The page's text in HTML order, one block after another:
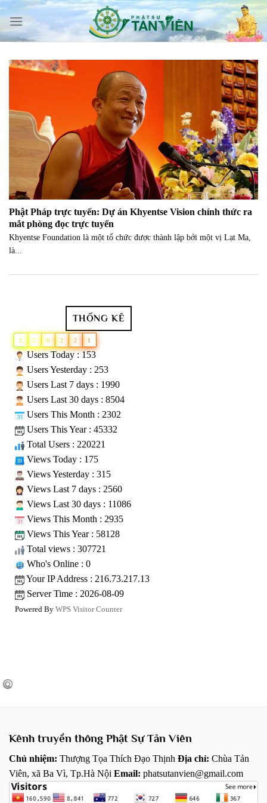
Skip
content
Phật Pháp trực tuyến: Dự án Khyentse Vision chính thức ra
mắt phòng đọc trực tuyến
Khyentse Foundation là một tổ chức được thành lập bởi một vị Lạt Ma,
là...
THỐNG KÊ
2 2 0 2 2 1
Users Today : 153
Users Yesterday : 253
Users Last 7 days : 1990
Users Last 30 days : 8504
Users This Month : 2302
Users This Year : 45332
Total Users : 220221
Views Today : 175
Views Yesterday : 315
Views Last 7 days : 2560
Views Last 30 days : 11086
Views This Month : 2935
Views This Year : 58128
Total views : 307721
Who's Online : 0
Your IP Address : 216.73.217.13
Server Time : 2026-08-09
Powered By WPS Visitor Counter
Kênh truyền thông Phật Sự Tản Viên
Chủ nhiệm: Thượng Tọa Thích Đạo Thịnh Địa chỉ: Chùa Tản
Viên, xã Ba Vì, Tp.Hà Nội Email: phatsutanvien@gmail.com